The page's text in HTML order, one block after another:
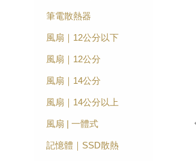
筆電散熱器
風扇｜12公分以下
風扇｜12公分
風扇｜14公分
風扇｜14公分以上
風扇 | 一體式
記憶體｜SSD散熱